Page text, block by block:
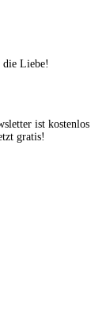
die Liebe!
ist kostenlos
gratis!